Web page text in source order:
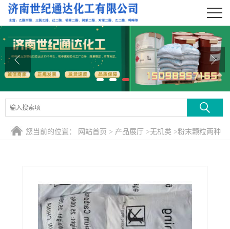
公司首页
公司介绍
产品展厅
证书荣誉
您当前的位置： 网站首页 > 产品展厅 >无机类 >粉末颗粒两种